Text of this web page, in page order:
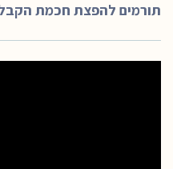
תורמים להפצת חכמת